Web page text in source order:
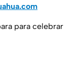
para celebrar